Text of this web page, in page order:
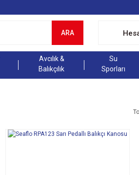
ARA
Avcılık &
Balıkçılık
Su
Sporları